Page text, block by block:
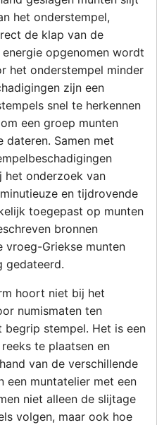
het onderstempel,
de klap van de
opgenomen wordt
het onderstempel minder
zijn een
snel te herkennen
een groep munten
Samen met
het onderzoek van
en tijdrovende
toegepast op munten
bronnen
vroeg-Griekse munten
gedateerd.
hoort niet bij het
numismaten ten
begrip stempel. Het is een
te plaatsen en
van de verschillende
een muntatelier met een
niet alleen de slijtage
volgen, maar ook hoe